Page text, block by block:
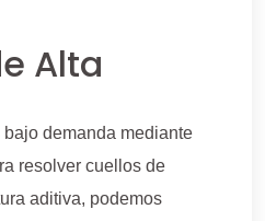
Alta
demanda mediante
resolver cuellos de
aditiva, podemos